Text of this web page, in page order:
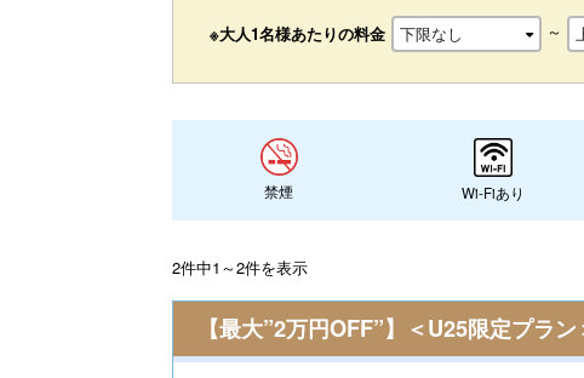
※大人1名様あたりの料金 ～
禁煙 Wi-Fiあり
2件中1～2件を表示
【最大”2万円OFF”】＜U25限定プラ